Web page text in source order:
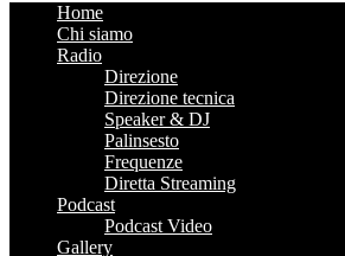
Home
Chi siamo
Radio
Direzione
Direzione tecnica
Speaker & DJ
Palinsesto
Frequenze
Diretta Streaming
Podcast
Podcast Video
Gallery